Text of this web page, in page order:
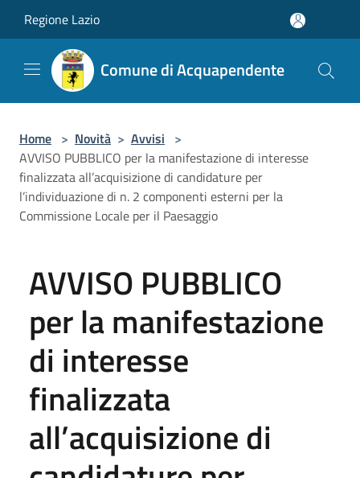
Regione Lazio
Comune di Acquapendente
Home > Novità > Avvisi >
AVVISO PUBBLICO per la manifestazione di interesse
finalizzata all’acquisizione di candidature per
l’individuazione di n. 2 componenti esterni per la
Commissione Locale per il Paesaggio
AVVISO PUBBLICO
per la manifestazione
di interesse
finalizzata
all’acquisizione di